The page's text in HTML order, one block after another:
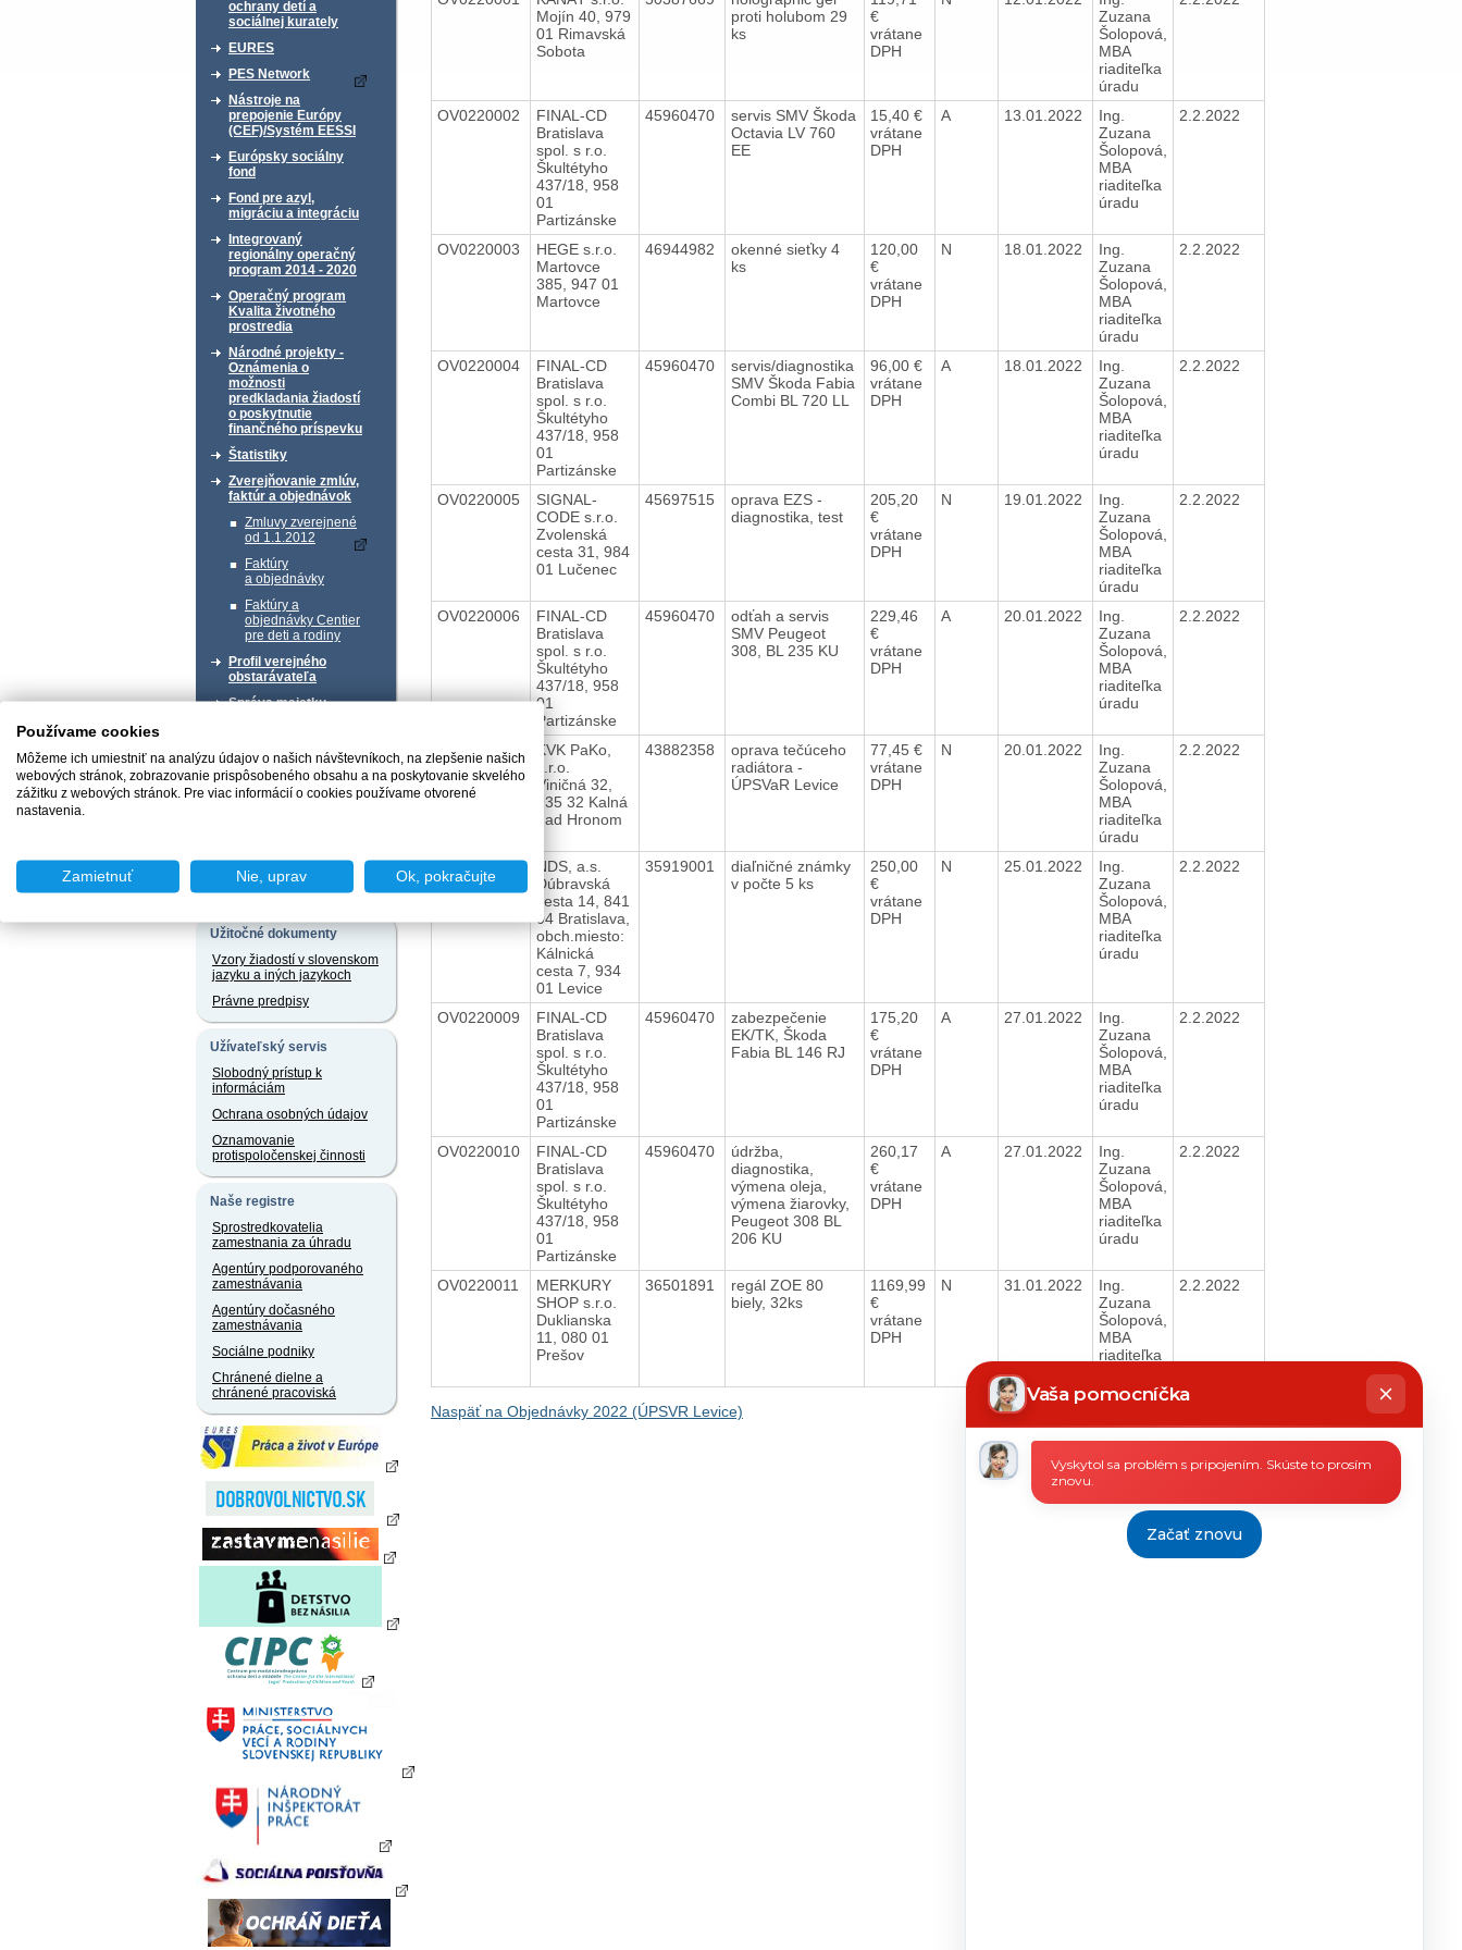
ochrany detí a
sociálnej kurately
EURES
PES Network
Nástroje na
prepojenie Európy
(CEF)/Systém EESSI
Európsky sociálny
fond
Fond pre azyl,
migráciu a integráciu
Integrovaný
regionálny operačný
program 2014 - 2020
Operačný program
Kvalita životného
prostredia
Národné projekty -
Oznámenia o
možnosti
predkladania žiadostí
o poskytnutie
finančného príspevku
Štatistiky
Zverejňovanie zmlúv,
faktúr a objednávok
Zmluvy zverejnené
od 1.1.2012
Faktúry
a objednávky
Faktúry a
objednávky Centier
pre deti a rodiny
Profil verejného
obstarávateľa
Správa majetku
Chcem podať podnet
Užitočné dokumenty
Vzory žiadostí v slovenskom
jazyku a iných jazykoch
Právne predpisy
Užívateľský servis
Slobodný prístup k
informáciám
Ochrana osobných údajov
Oznamovanie
protispoločenskej činnosti
Naše registre
Sprostredkovatelia
zamestnania za úhradu
Agentúry podporovaného
zamestnávania
Agentúry dočasného
zamestnávania
Sociálne podniky
Chránené dielne a
chránené pracoviská
Mojín 40, 979
01 Rimavská
Sobota
proti holubom 29
ks
€
vrátane
DPH
Zuzana
Šolopová,
MBA
riaditeľka
úradu
OV0220002
FINAL-CD
Bratislava
spol. s r.o.
Škultétyho
437/18, 958
01
Partizánske
45960470
servis SMV Škoda
Octavia LV 760
EE
15,40 €
vrátane
DPH
A 13.01.2022
Ing.
Zuzana
Šolopová,
MBA
riaditeľka
úradu
2.2.2022
OV0220003
HEGE s.r.o.
Martovce
385, 947 01
Martovce
46944982
okenné sieťky 4
ks
120,00
€
vrátane
DPH
N 18.01.2022
Ing.
Zuzana
Šolopová,
MBA
riaditeľka
úradu
2.2.2022
OV0220004
FINAL-CD
Bratislava
spol. s r.o.
Škultétyho
437/18, 958
01
Partizánske
45960470
servis/diagnostika
SMV Škoda Fabia
Combi BL 720 LL
96,00 €
vrátane
DPH
A 18.01.2022
Ing.
Zuzana
Šolopová,
MBA
riaditeľka
úradu
2.2.2022
OV0220005
SIGNAL-
CODE s.r.o.
Zvolenská
cesta 31, 984
01 Lučenec
45697515
oprava EZS -
diagnostika, test
205,20
€
vrátane
DPH
N 19.01.2022
Ing.
Zuzana
Šolopová,
MBA
riaditeľka
úradu
2.2.2022
OV0220006
FINAL-CD
Bratislava
spol. s r.o.
Škultétyho
437/18, 958
01
Partizánske
45960470
odťah a servis
SMV Peugeot
308, BL 235 KU
229,46
€
vrátane
DPH
A 20.01.2022
Ing.
Zuzana
Šolopová,
MBA
riaditeľka
úradu
2.2.2022
OV0220007
KVK PaKo,
s.r.o.
Viničná 32,
935 32 Kalná
nad Hronom
43882358
oprava tečúceho
radiátora -
ÚPSVaR Levice
77,45 €
vrátane
DPH
N 20.01.2022
Ing.
Zuzana
Šolopová,
MBA
riaditeľka
úradu
2.2.2022
OV0220008
NDS, a.s.
Dúbravská
cesta 14, 841
04 Bratislava,
obch.miesto:
Kálnická
cesta 7, 934
01 Levice
35919001
diaľničné známky
v počte 5 ks
250,00
€
vrátane
DPH
N 25.01.2022
Ing.
Zuzana
Šolopová,
MBA
riaditeľka
úradu
2.2.2022
OV0220009
FINAL-CD
Bratislava
spol. s r.o.
Škultétyho
437/18, 958
01
Partizánske
45960470
zabezpečenie
EK/TK, Škoda
Fabia BL 146 RJ
175,20
€
vrátane
DPH
A 27.01.2022
Ing.
Zuzana
Šolopová,
MBA
riaditeľka
úradu
2.2.2022
OV0220010
FINAL-CD
Bratislava
spol. s r.o.
Škultétyho
437/18, 958
01
Partizánske
45960470
údržba,
diagnostika,
výmena oleja,
výmena žiarovky,
Peugeot 308 BL
206 KU
260,17
€
vrátane
DPH
A 27.01.2022
Ing.
Zuzana
Šolopová,
MBA
riaditeľka
úradu
2.2.2022
OV0220011
MERKURY
SHOP s.r.o.
Duklianska
11, 080 01
Prešov
36501891
regál ZOE 80
biely, 32ks
1169,99
€
vrátane
DPH
N 31.01.2022
Ing.
Zuzana
Šolopová,
MBA
riaditeľka
2.2.2022
Naspäť na Objednávky 2022 (ÚPSVR Levice)
Tlačiť
Vaša pomocníčka
Chatbot
píše
Vyskytol sa problém s pripojením. Skúste to prosím
znovu.
Začať znovu
Používame cookies
Môžeme ich umiestniť na analýzu údajov o našich návštevníkoch, na zlepšenie našich
webových stránok, zobrazovanie prispôsobeného obsahu a na poskytovanie skvelého
zážitku z webových stránok. Pre viac informácií o cookies používame otvorené
nastavenia.
Zamietnuť Nie, uprav Ok, pokračujte